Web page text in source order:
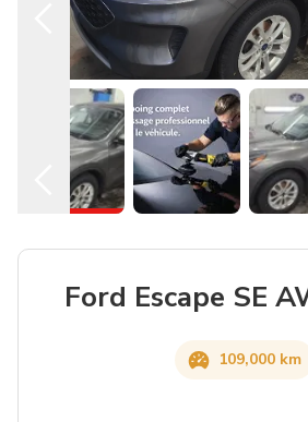
Español
Ford Escape SE
109,000 km